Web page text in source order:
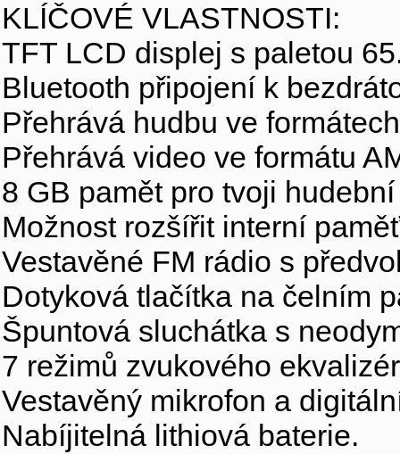
KLÍČOVÉ VLASTNOSTI:
TFT LCD displej s paletou
Bluetooth připojení k
Přehrává hudbu ve
Přehrává video ve formátu
8 GB pamět pro tvoji
Možnost rozšířit interní
Vestavěné FM rádio s
Dotyková tlačítka na čelním
Špuntová sluchátka s
7 režimů zvukového
Vestavěný mikrofon a
Nabíjitelná lithiová baterie.